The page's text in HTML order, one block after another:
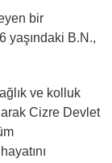
bir
yaşındaki B.N.,
ve kolluk
Cizre Devlet